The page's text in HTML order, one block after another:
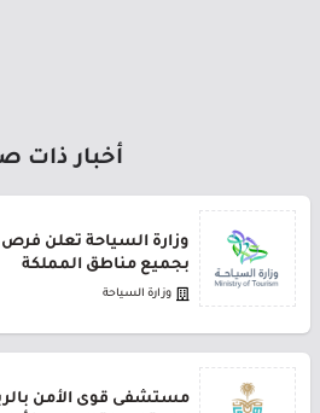
أخبار ذات
وزارة السياحة تعلن
بجميع مناطق المملكة
وزارة السياحة
مستشفى قوى الأمن